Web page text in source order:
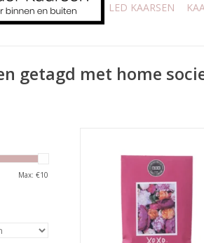
LED KAARSEN
getagd met home
Max: €10
bloemige geur met lychee,
druif en viooltje. Perfect voor
de kledingkast, slaapkamer
badkamer.
Afmeting: 1 x 11,5 x 17
TOEVOEGEN AAN